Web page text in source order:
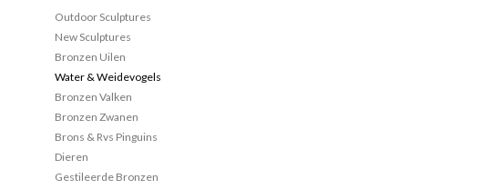
Outdoor Sculptures
New Sculptures
Bronzen Uilen
Water & Weidevogels
Bronzen Valken
Bronzen Zwanen
Brons & Rvs Pinguins
Dieren
Gestileerde Bronzen